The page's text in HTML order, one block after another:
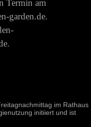
Termin am
garden.de.
im Rathaus
initiiert und ist